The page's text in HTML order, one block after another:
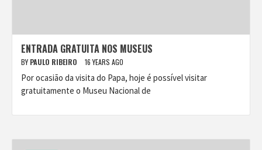
ENTRADA GRATUITA NOS MUSEUS
BY PAULO RIBEIRO 16 YEARS AGO
Por ocasião da visita do Papa, hoje é possível visitar
gratuitamente o Museu Nacional de